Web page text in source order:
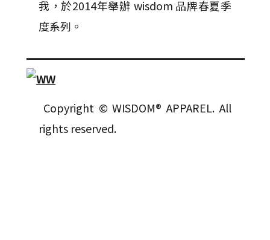
我，於2014年舉辦 wisdom 品牌春夏季
度系列。
Copyright © WISDOM® APPAREL. All
rights reserved.